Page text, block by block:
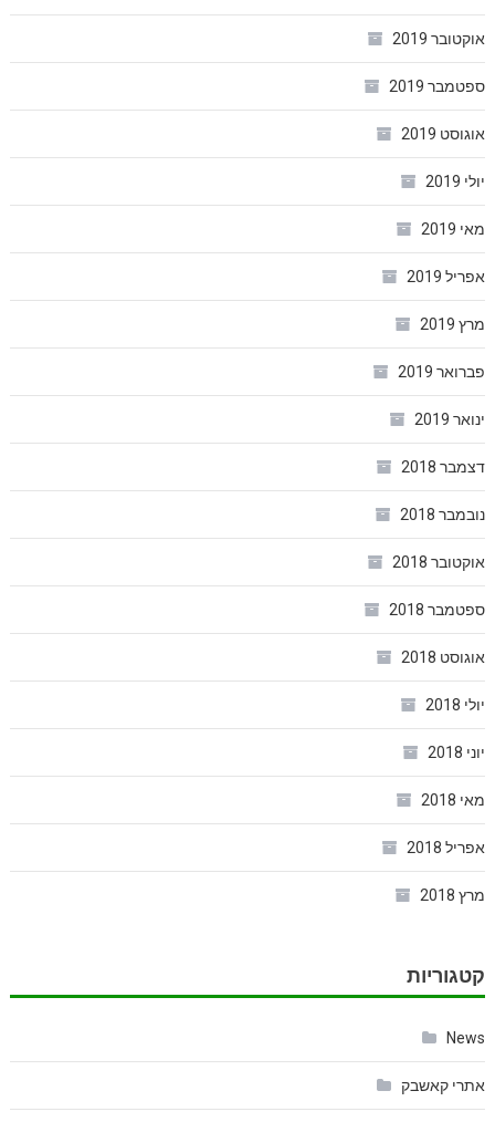
אוקטובר 2019
ספטמבר 2019
אוגוסט 2019
יולי 2019
מאי 2019
אפריל 2019
מרץ 2019
פברואר 2019
ינואר 2019
דצמבר 2018
נובמבר 2018
אוקטובר 2018
ספטמבר 2018
אוגוסט 2018
יולי 2018
יוני 2018
מאי 2018
אפריל 2018
מרץ 2018
קטגוריות
News
אתרי קאשבק